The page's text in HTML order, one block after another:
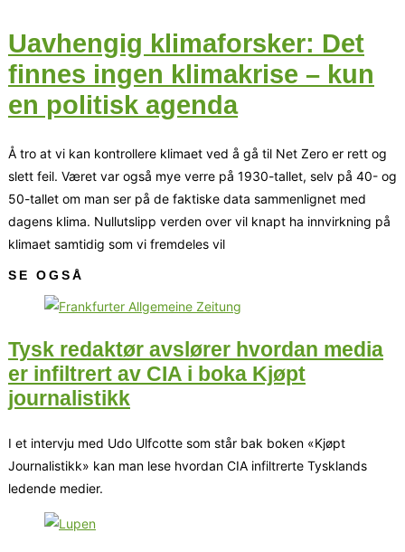
Uavhengig klimaforsker: Det
finnes ingen klimakrise – kun
en politisk agenda
Å tro at vi kan kontrollere klimaet ved å gå til Net Zero er rett og
slett feil. Været var også mye verre på 1930-tallet, selv på 40- og
50-tallet om man ser på de faktiske data sammenlignet med
dagens klima. Nullutslipp verden over vil knapt ha innvirkning på
klimaet samtidig som vi fremdeles vil
SE OGSÅ
Tysk redaktør avslører hvordan media
er infiltrert av CIA i boka Kjøpt
journalistikk
I et intervju med Udo Ulfcotte som står bak boken «Kjøpt
Journalistikk» kan man lese hvordan CIA infiltrerte Tysklands
ledende medier.